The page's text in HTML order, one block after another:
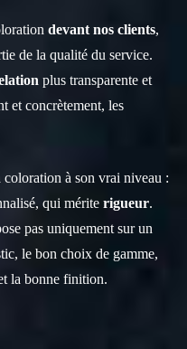
devant nos clients,
de la qualité du service.
plus transparente et
et concrètement, les
coloration à son vrai niveau :
qui mérite rigueur.
pas uniquement sur un
le bon choix de gamme,
la bonne finition.